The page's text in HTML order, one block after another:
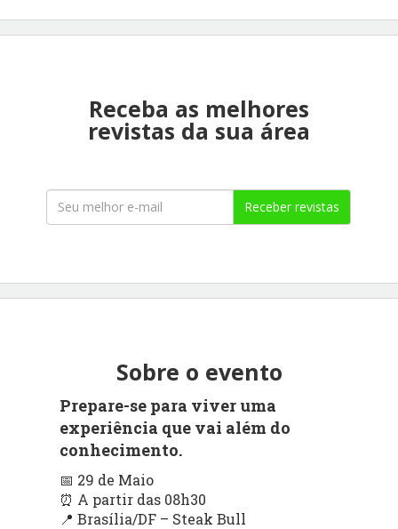
Receba as melhores
revistas da sua área
Receber revistas
Sobre o evento
Prepare-se para viver uma
experiência que vai além do
conhecimento.
📅 29 de Maio
⏰ A partir das 08h30
📍 Brasília/DF – Steak Bull